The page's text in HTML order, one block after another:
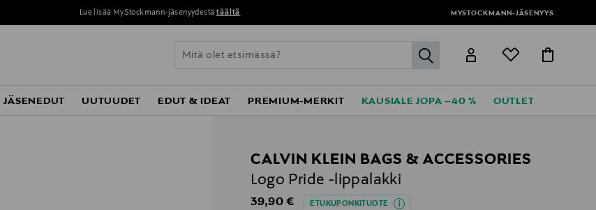
Lue lisää MyStockmann-jäsenyydestä täältä MYSTOCKMANN-JÄSENYYS
label.header.go
JÄSENEDUT UUTUUDET EDUT & IDEAT PREMIUM-MERKIT KAUSIALE JOPA –40 % OUTLET
CALVIN KLEIN BAGS & ACCESSORIES
Logo Pride -lippalakki
Original Price
39,90 € ETUKUPONKITUOTE